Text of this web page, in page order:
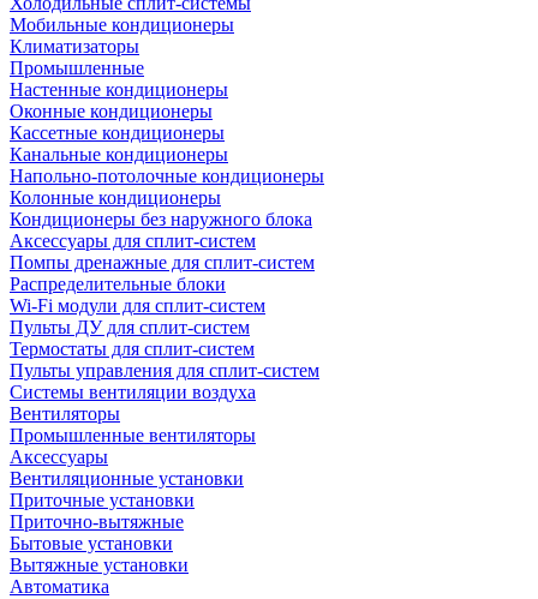
Мобильные кондиционеры
Климатизаторы
Промышленные
Настенные кондиционеры
Оконные кондиционеры
Кассетные кондиционеры
Канальные кондиционеры
Напольно-потолочные кондиционеры
Колонные кондиционеры
Кондиционеры без наружного блока
Аксессуары для сплит-систем
Помпы дренажные для сплит-систем
Распределительные блоки
Wi-Fi модули для сплит-систем
Пульты ДУ для сплит-систем
Термостаты для сплит-систем
Пульты управления для сплит-систем
Системы вентиляции воздуха
Вентиляторы
Промышленные вентиляторы
Аксессуары
Вентиляционные установки
Приточные установки
Приточно-вытяжные
Бытовые установки
Вытяжные установки
Автоматика